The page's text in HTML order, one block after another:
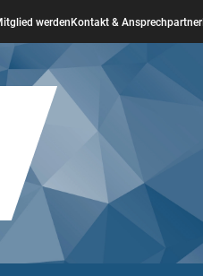
werden Kontakt & Ansprechpartner